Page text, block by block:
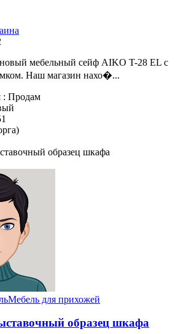
мебельный сейф AIKO T-28 EL с
Наш магазин нахо�...
: Продам
Мебель для прихожей
образец шкафа